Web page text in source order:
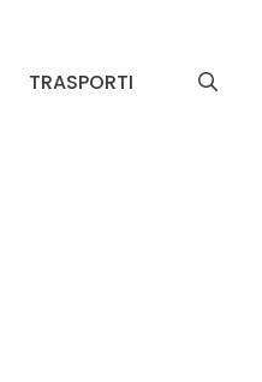
TRASPORTI